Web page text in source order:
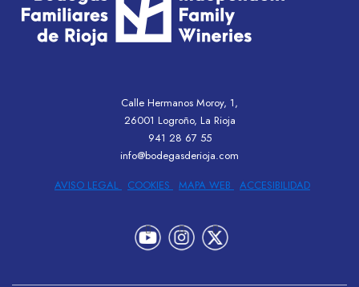
Calle Hermanos Moroy, 1,
26001 Logroño, La Rioja
941 28 67 55
info@bodegasderioja.com
AVISO LEGAL
COOKIES MAPA WEB ACCESIBILIDAD